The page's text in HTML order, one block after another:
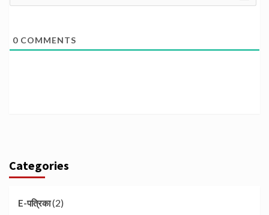
0 COMMENTS
Categories
E-पत्रिका(2)